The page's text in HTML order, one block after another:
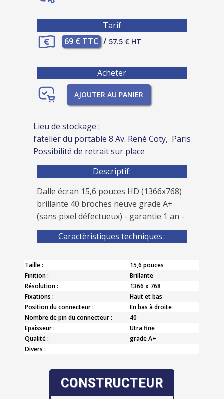
Tarif
69 € TTC / 57.5 € HT
Acheter
AJOUTER AU PANIER
Lieu de stockage :
l’atelier du portable 8 Av. René Coty, Paris
Possibilité de retrait sur place
Descriptif:
Dalle écran 15,6 pouces HD (1366x768)
brillante 40 broches neuve grade A+
(sans pixel défectueux) - garantie 1 an -
Caractèristiques techniques :
Taille :
15,6 pouces
Finition :
Brillante
Résolution :
1366 x 768
Fixations :
Haut et bas
Position du connecteur :
En bas à droite
Nombre de pin du connecteur :
40
Epaisseur :
Utra fine
Qualité :
grade A+
Divers :
CONSTRUCTEUR